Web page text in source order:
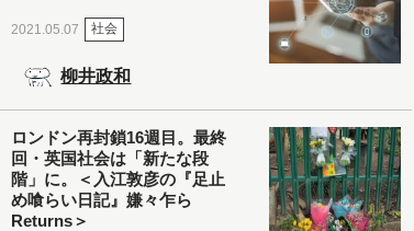
2021.05.07 社会
柳井政和
ロンドン再封鎖16週目。最終
回・英国社会は「新たな段
階」に。＜入江敦彦の『足止
め喰らい日記』嫌々乍ら
Returns＞